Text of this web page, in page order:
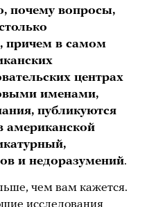
почему вопросы,
причем в самом
центрах
именами,
публикуются
американской
и недоразумений.
чем вам кажется.